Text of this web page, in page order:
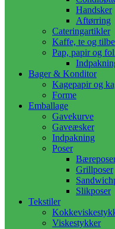
Handsker
Aftørring
Cateringartikler
Kaffe, te og
Pap, papir og
Bager & Konditor
Kagepapir og
Forme
Emballage
Gavekurve
Gaveæsker
Indpakning
Poser
Grillposer
Slikposer
Tekstiler
Viskestykker